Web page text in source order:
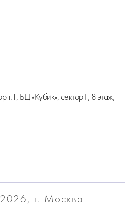
БЦ «Кубик», сектор Г, 8 этаж,
г. Москва